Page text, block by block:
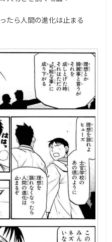
たら人間の進化は止まる